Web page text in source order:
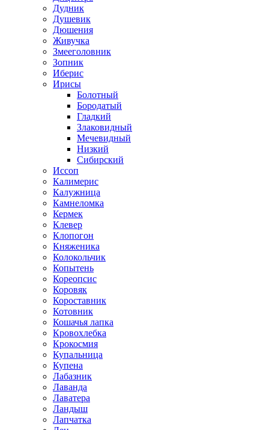
Дудник
Душевик
Дюшения
Живучка
Змееголовник
Зопник
Иберис
Ирисы
Болотный
Бородатый
Гладкий
Злаковидный
Мечевидный
Низкий
Сибирский
Иссоп
Калимерис
Калужница
Камнеломка
Кермек
Клевер
Клопогон
Княженика
Колокольчик
Копытень
Кореопсис
Коровяк
Короставник
Котовник
Кошачья лапка
Кровохлебка
Крокосмия
Купальница
Купена
Лабазник
Лаванда
Лаватера
Ландыш
Лапчатка